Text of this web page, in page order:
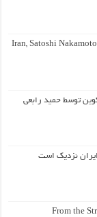
Iran, Satoshi
توسط حمید رابعی
نزدیک است
From the